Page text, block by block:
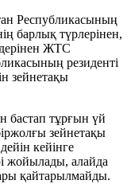
Республикасының
барлық түрлерінен,
ЖТС
резиденті
зейнетақы
бастап тұрғын үй
зейнетақы
кейінге
жойылады, алайда
қайтарылмайды.